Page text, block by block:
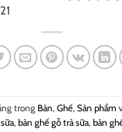
trong Bàn,Ghế,Sản phẩm
,bàn ghế gỗ trà sữa,bàn